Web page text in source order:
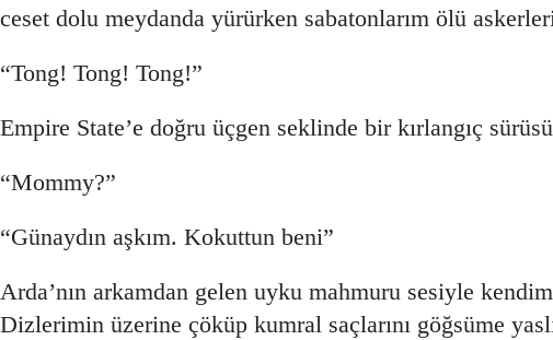
ceset dolu meydanda yürürken sabatonlarım ölü
“Tong! Tong! Tong!”
Empire State’e doğru üçgen seklinde bir kırlangıç
“Mommy?”
“Günaydın aşkım. Kokuttun beni”
Arda’nın arkamdan gelen uyku mahmuru sesiyle
Dizlerimin üzerine çöküp kumral saçlarını göğsüme